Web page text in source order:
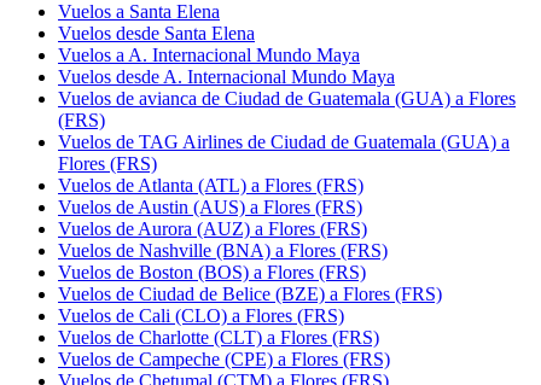
Vuelos a Santa Elena
Vuelos desde Santa Elena
Vuelos a A. Internacional Mundo Maya
Vuelos desde A. Internacional Mundo Maya
Vuelos de avianca de Ciudad de Guatemala (GUA) a Flores
(FRS)
Vuelos de TAG Airlines de Ciudad de Guatemala (GUA) a
Flores (FRS)
Vuelos de Atlanta (ATL) a Flores (FRS)
Vuelos de Austin (AUS) a Flores (FRS)
Vuelos de Aurora (AUZ) a Flores (FRS)
Vuelos de Nashville (BNA) a Flores (FRS)
Vuelos de Boston (BOS) a Flores (FRS)
Vuelos de Ciudad de Belice (BZE) a Flores (FRS)
Vuelos de Cali (CLO) a Flores (FRS)
Vuelos de Charlotte (CLT) a Flores (FRS)
Vuelos de Campeche (CPE) a Flores (FRS)